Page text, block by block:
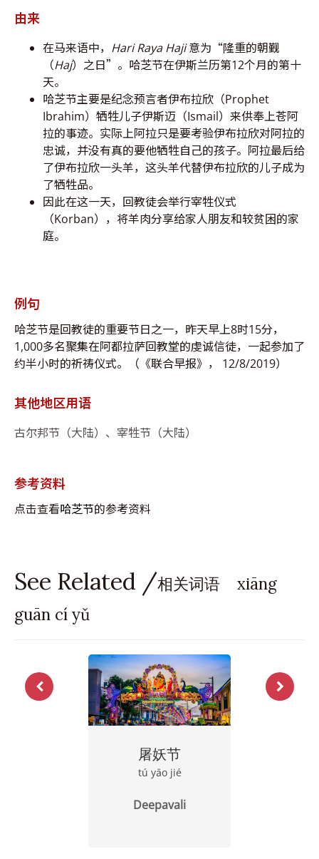
由来
在马来语中， Hari Raya Haji意为“隆重的朝觐
（Haj）之日”。哈芝节在伊斯兰历第12个月的第十
天。
哈芝节主要是纪念预言者伊布拉欣（Prophet
Ibrahim）牺牲儿子伊斯迈（Ismail）来供奉上苍阿
拉的事迹。实际上阿拉只是要考验伊布拉欣对阿拉的
忠诚，并没有真的要他牺牲自己的孩子。阿拉最后给
了伊布拉欣一头羊，这头羊代替伊布拉欣的儿子成为
了牺牲品。
因此在这一天，回教徒会举行宰牲仪式
（Korban），将羊肉分享给家人朋友和较贫困的家
庭。
例句
哈芝节是回教徒的重要节日之一，昨天早上8时15分，
1,000多名聚集在阿都拉萨回教堂的虔诚信徒，一起参加了
约半小时的祈祷仪式。（《联合早报》， 12/8/2019）
其他地区用语
古尔邦节（大陆）、宰牲节（大陆）
参考资料
点击查看哈芝节的参考资料
See Related /相关词语 xiāng
guān cí yǔ
屠妖节
tú yāo jié
Deepavali